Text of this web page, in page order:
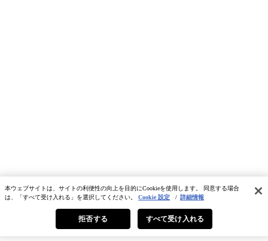
本ウェブサイトは、サイトの利便性の向上を目的にCookieを使用します。 同意する場合
は、「すべて受け入れる」を選択してください。 Cookie 設定 / 詳細情報
拒否する すべて受け入れる